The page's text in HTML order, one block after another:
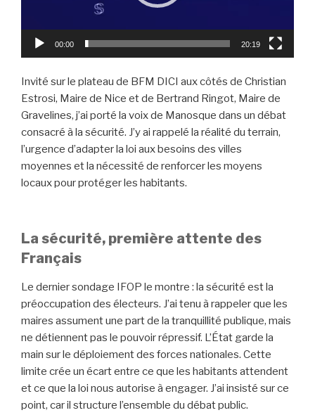
00:00 20:19
Invité sur le plateau de BFM DICI aux côtés de Christian
Estrosi, Maire de Nice et de Bertrand Ringot, Maire de
Gravelines, j’ai porté la voix de Manosque dans un débat
consacré à la sécurité. J’y ai rappelé la réalité du terrain,
l’urgence d’adapter la loi aux besoins des villes
moyennes et la nécessité de renforcer les moyens
locaux pour protéger les habitants.
La sécurité, première attente des
Français
Le dernier sondage IFOP le montre : la sécurité est la
préoccupation des électeurs. J’ai tenu à rappeler que les
maires assument une part de la tranquillité publique, mais
ne détiennent pas le pouvoir répressif. L’État garde la
main sur le déploiement des forces nationales. Cette
limite crée un écart entre ce que les habitants attendent
et ce que la loi nous autorise à engager. J’ai insisté sur ce
point, car il structure l’ensemble du débat public.